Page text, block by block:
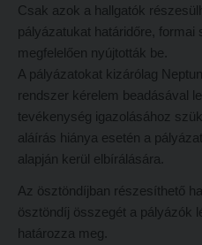
Intézményi pontok igazolása
A 2026. évi pótfelvételi eljárás
Hitéleti képzések jelentkezési lapja
Jelentkezési lapok, nyomtatványok
Ösztöndíjak
Szakirányú továbbképzések
HALLGATÓINKNAK
FELVÉTELIZŐKNEK
PK Felvételi Tájékoztató kiadvány
Intézményi pontok
Intézményi pontok igazolása
A 2026. évi pótfelvételi eljárás
Hitéleti képzések jelentkezési lapja
Csak azok a hallgatók
pályázatukat határidőre,
megfelelően nyújtották be.
A pályázatokat kizárólag
rendszer kérelem beadásával
tevékenység igazolásához
aláírás hiánya esetén a
alapján kerül elbírálására.
Az ösztöndíjban részesíthető
ösztöndíj összegét a pályázók
határozza meg.